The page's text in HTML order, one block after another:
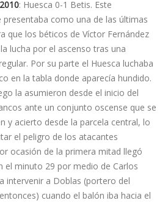
: Huesca 0-1 Betis. Este
como una de las últimas
que los béticos de Ví­ctor Fernández
lucha por el ascenso tras una
Por su parte el Huesca luchaba
en la tabla donde aparecí­a hundido.
la asumieron desde el inicio del
ante un conjunto oscense que se
y acierto desde la parcela central, lo
el peligro de los atacantes
ocasión de la primera mitad llegó
el minuto 29 por medio de Carlos
intervenir a Doblas (portero del
cuando el balón iba hacia el